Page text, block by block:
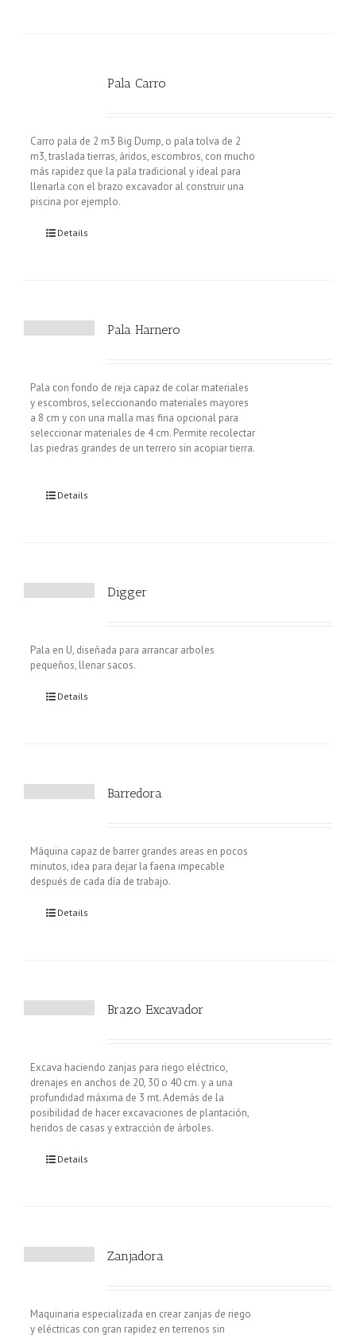
Pala Carro
Carro pala de 2 m3 Big Dump, o pala tolva de 2
m3, traslada tierras, áridos, escombros, con mucho
más rapidez que la pala tradicional y ideal para
llenarla con el brazo excavador al construir una
piscina por ejemplo.
Details
Pala Harnero
Pala con fondo de reja capaz de colar materiales
y escombros, seleccionando materiales mayores
a 8 cm y con una malla mas fina opcional para
seleccionar materiales de 4 cm. Permite recolectar
las piedras grandes de un terrero sin acopiar tierra.
Details
Digger
Pala en U, diseñada para arrancar arboles
pequeños, llenar sacos.
Details
Barredora
Máquina capaz de barrer grandes areas en pocos
minutos, idea para dejar la faena impecable
después de cada día de trabajo.
Details
Brazo Excavador
Excava haciendo zanjas para riego eléctrico,
drenajes en anchos de 20, 30 o 40 cm. y a una
profundidad máxima de 3 mt. Además de la
posibilidad de hacer excavaciones de plantación,
heridos de casas y extracción de árboles.
Details
Zanjadora
Maquinaria especializada en crear zanjas de riego
y eléctricas con gran rapidez en terrenos sin